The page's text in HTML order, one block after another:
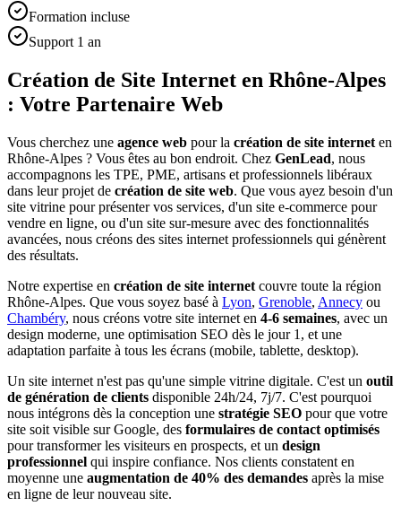
Formation incluse
Support 1 an
Création de Site Internet en Rhône-Alpes
: Votre Partenaire Web
Vous cherchez une agence web pour la création de site internet en
Rhône-Alpes ? Vous êtes au bon endroit. Chez GenLead, nous
accompagnons les TPE, PME, artisans et professionnels libéraux
dans leur projet de création de site web. Que vous ayez besoin d'un
site vitrine pour présenter vos services, d'un site e-commerce pour
vendre en ligne, ou d'un site sur-mesure avec des fonctionnalités
avancées, nous créons des sites internet professionnels qui génèrent
des résultats.
Notre expertise en création de site internet couvre toute la région
Rhône-Alpes. Que vous soyez basé à Lyon, Grenoble, Annecy ou
Chambéry, nous créons votre site internet en 4-6 semaines, avec un
design moderne, une optimisation SEO dès le jour 1, et une
adaptation parfaite à tous les écrans (mobile, tablette, desktop).
Un site internet n'est pas qu'une simple vitrine digitale. C'est un outil
de génération de clients disponible 24h/24, 7j/7. C'est pourquoi
nous intégrons dès la conception une stratégie SEO pour que votre
site soit visible sur Google, des formulaires de contact optimisés
pour transformer les visiteurs en prospects, et un design
professionnel qui inspire confiance. Nos clients constatent en
moyenne une augmentation de 40% des demandes après la mise
en ligne de leur nouveau site.